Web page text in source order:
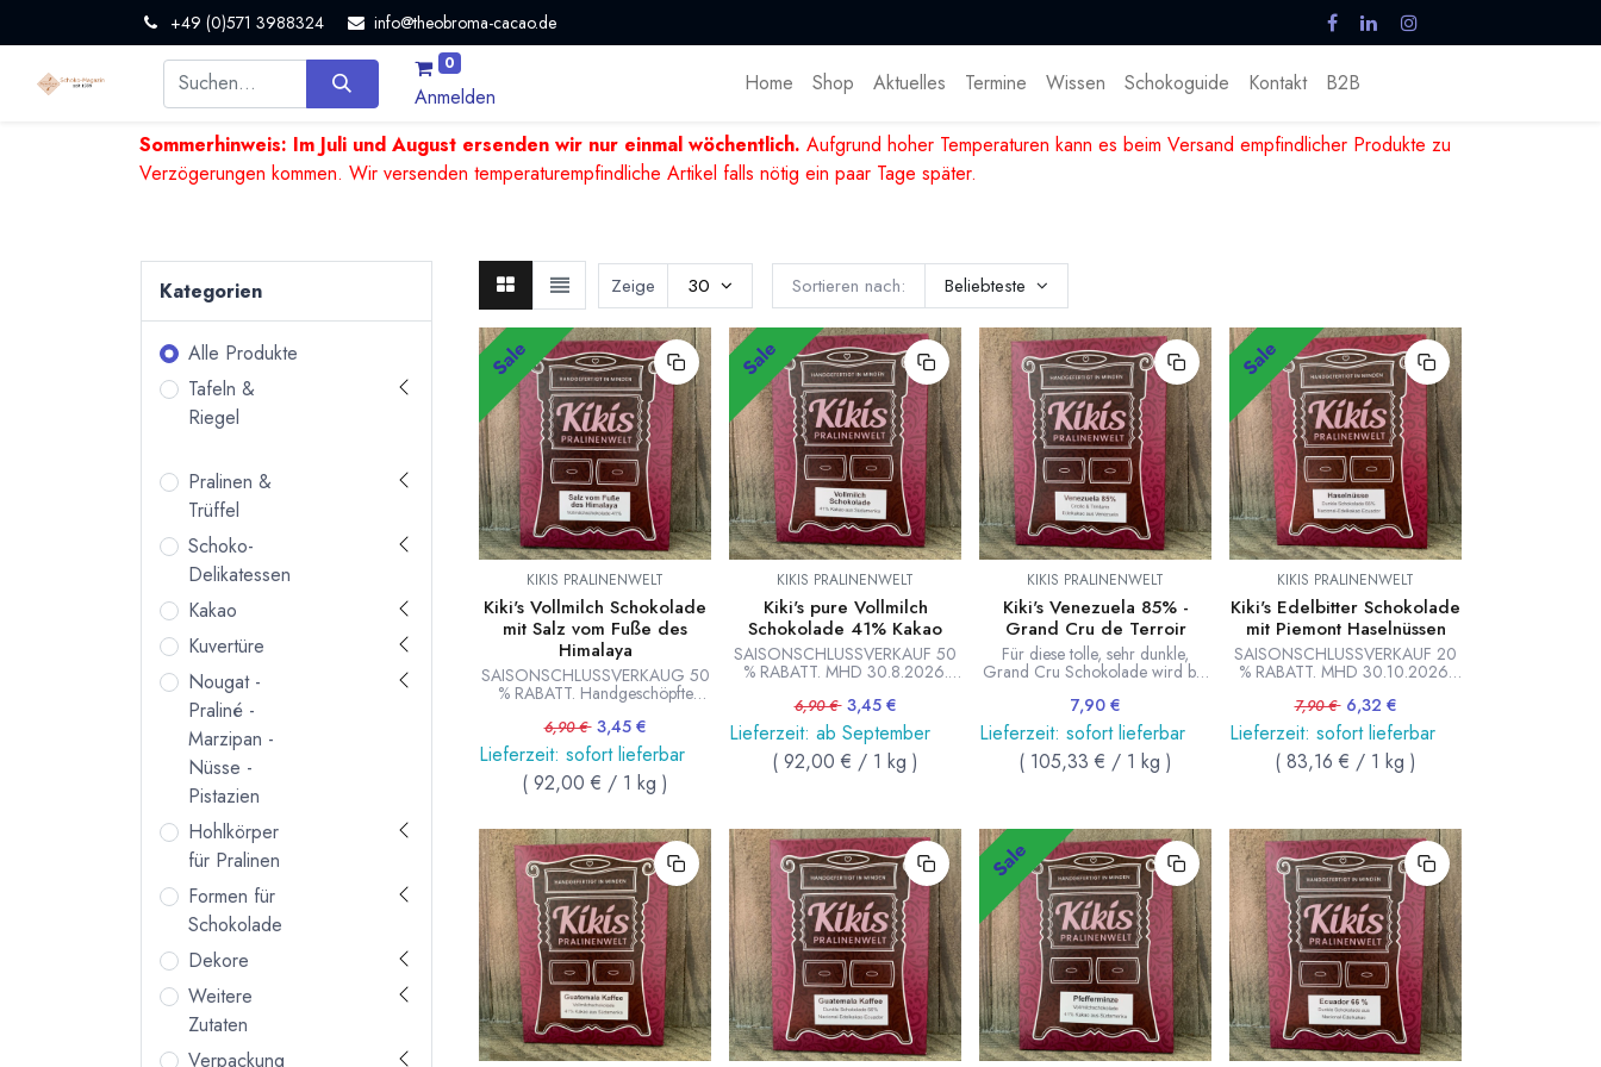
+49 (0)571 3988324 info@theobroma-cacao.de
0
Anmelden
Home Shop Aktuelles Termine Wissen Schokoguide Kontakt B2B
Sommerhinweis: Im Juli und August ersenden wir nur einmal wöchentlich. Aufgrund hoher Temperaturen kann es beim Versand empfindlicher Produkte zu
Verzögerungen kommen. Wir versenden temperaturempfindliche Artikel falls nötig ein paar Tage später.
Kategorien
Alle Produkte
Tafeln &
Riegel
Pralinen &
Trüffel
Schoko-
Delikatessen
Kakao
Kuvertüre
Nougat -
Praliné -
Marzipan -
Nüsse -
Pistazien
Hohlkörper
für Pralinen
Formen für
Schokolade
Dekore
Weitere
Zutaten
Verpackung
Sortieren nach: Beliebteste
Zeige 30
Sale
KIKIS PRALINENWELT
Kiki's Vollmilch Schokolade
mit Salz vom Fuße des
Himalaya
SAISONSCHLUSSVERKAUG 50
% RABATT. Handgeschöpfte
vom Fuße des Himalaya von
Kiki's Pralinenwelt. Tafel 75g.
6,90€ 3,45€
Lieferzeit: sofort lieferbar
( 92,00 € / 1 kg )
Sale
KIKIS PRALINENWELT
Kiki's pure Vollmilch
Schokolade 41% Kakao
SAISONSCHLUSSVERKAUF 50
% RABATT. MHD 30.8.2026.
Vollmilchschokolade mit
kräftigem Kakaogeschmack von
Kiki's Pralinenwelt. Tafel 75g.
6,90€ 3,45€
Lieferzeit: ab September
( 92,00 € / 1 kg )
KIKIS PRALINENWELT
Kiki's Venezuela 85% -
Grand Cru de Terroir
Für diese tolle, sehr dunkle,
Grand Cru Schokolade wird bei
Criollo und Trinitario Kakao aus
Venezuela verarbeitet. Tafel 75g
7,90€
Lieferzeit: sofort lieferbar
( 105,33 € / 1 kg )
Sale
KIKIS PRALINENWELT
Kiki's Edelbitter Schokolade
mit Piemont Haselnüssen
SAISONSCHLUSSVERKAUF 20
% RABATT. MHD 30.10.2026.
Schokolade mit gerösteten
Haselnüssen bestreut. Feinste
besonders aromatische
Haselnüsse aus dem Piemont in
Italien. In Handarbeit hergestellt
7,90€ 6,32 €
Lieferzeit: sofort lieferbar
( 83,16 € / 1 kg )
Sale